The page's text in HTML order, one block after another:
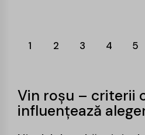
1 2 3 4 5
→
Vin roșu – criterii
influențează